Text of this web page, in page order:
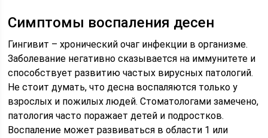
Симптомы воспаления десен
Гингивит – хронический очаг инфекции в организме.
Заболевание негативно сказывается на иммунитете и
способствует развитию частых вирусных патологий.
Не стоит думать, что десна воспаляются только у
взрослых и пожилых людей. Стоматологами замечено,
патология часто поражает детей и подростков.
Воспаление может развиваться в области 1 или